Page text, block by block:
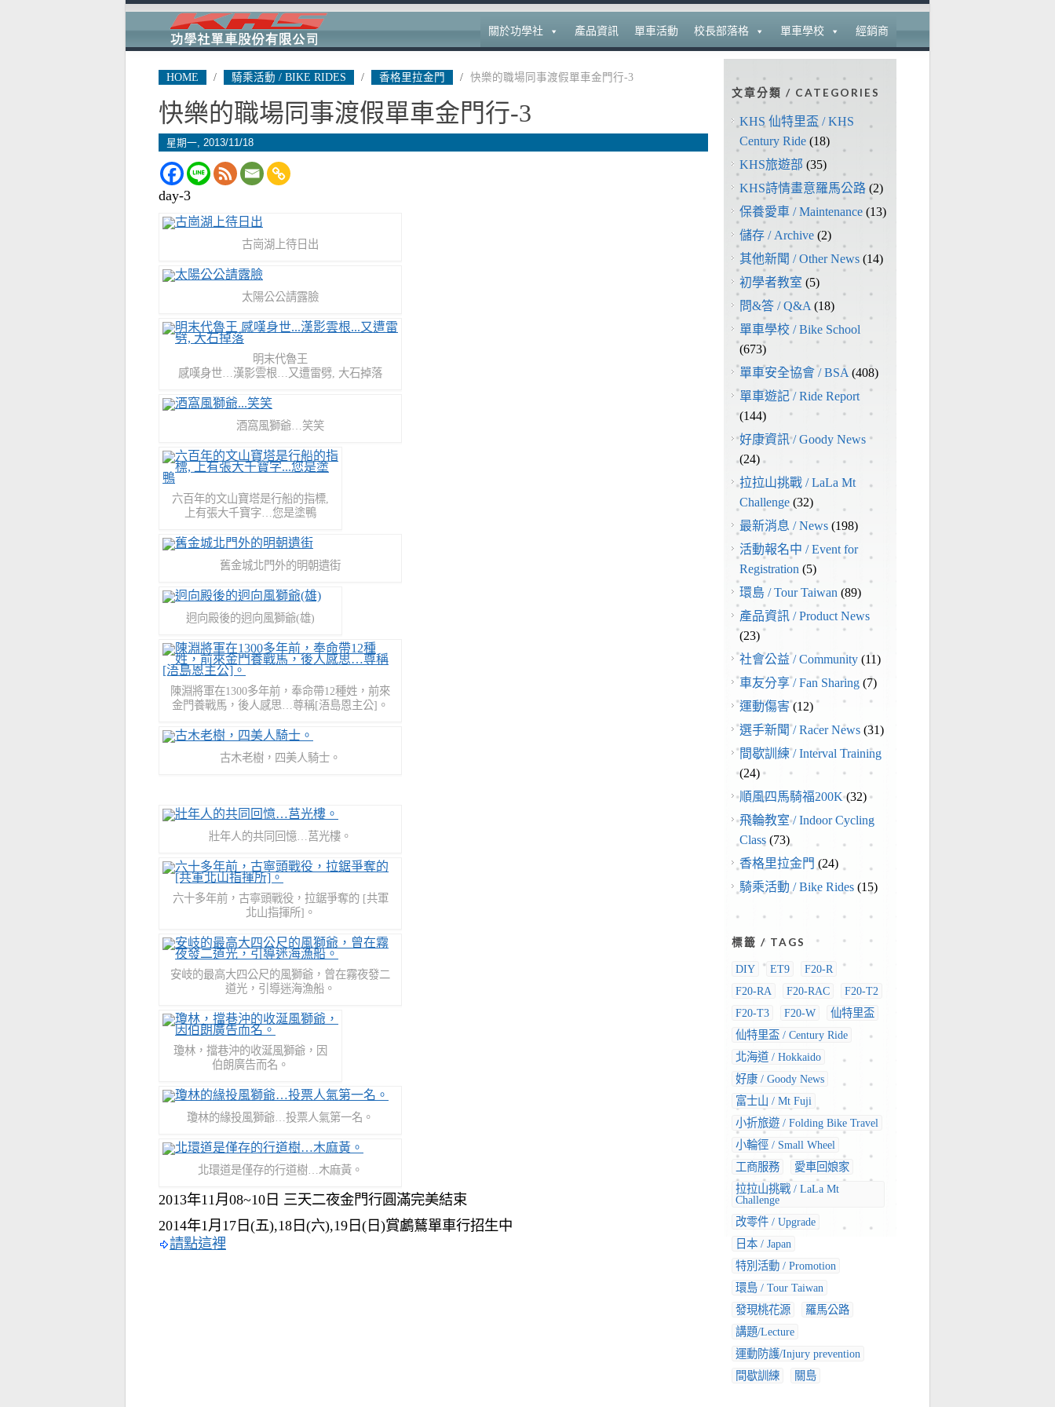
關於功學社 產品資訊 單車活動 校長部落格 單車學校 經銷商
HOME / 騎乘活動 / BIKE RIDES / 香格里拉金門 / 快樂的職場同事渡假單車金門行-3
快樂的職場同事渡假單車金門行-3
星期一, 2013/11/18
day-3
古崗湖上待日出
太陽公公請露臉
明末代魯王
感嘆身世…漢影雲根…又遭雷劈, 大石掉落
酒窩風獅爺…笑笑
六百年的文山寶塔是行船的指標,
上有張大千寶字…您是塗鴨
舊金城北門外的明朝遺街
迥向殿後的迥向風獅爺(雄)
陳淵將軍在1300多年前，奉命帶12種姓，前來
金門養戰馬，後人感思…尊稱[浯島恩主公]。
古木老樹，四美人騎士。
壯年人的共同回憶…莒光樓。
六十多年前，古寧頭戰役，拉鋸爭奪的 [共軍
北山指揮所]。
安岐的最高大四公尺的風獅爺，曾在霧夜發二
道光，引導迷海漁船。
瓊林，擋巷沖的收涎風獅爺，因
伯朗廣告而名。
瓊林的緣投風獅爺…投票人氣第一名。
北環道是僅存的行道樹…木麻黃。
2013年11月08~10日 三天二夜金門行圓滿完美結束
2014年1月17日(五),18日(六),19日(日)賞鸕鶿單車行招生中
請點這裡
文章分類 / CATEGORIES
KHS 仙特里盃 / KHS
Century Ride (18)
KHS旅遊部 (35)
KHS詩情畫意羅馬公路 (2)
保養愛車 / Maintenance (13)
儲存 / Archive (2)
其他新聞 / Other News (14)
初學者教室 (5)
問&答 / Q&A (18)
單車學校 / Bike School
(673)
單車安全協會 / BSA (408)
單車遊記 / Ride Report
(144)
好康資訊 / Goody News
(24)
拉拉山挑戰 / LaLa Mt
Challenge (32)
最新消息 / News (198)
活動報名中 / Event for
Registration (5)
環島 / Tour Taiwan (89)
產品資訊 / Product News
(23)
社會公益 / Community (11)
車友分享 / Fan Sharing (7)
運動傷害(12)
選手新聞 / Racer News (31)
間歇訓練 / Interval Training
(24)
順風四馬騎福200K(32)
飛輪教室 / Indoor Cycling
Class (73)
香格里拉金門 (24)
騎乘活動 / Bike Rides (15)
標籤 / TAGS
DIY ET9
F20-R
F20-RA
F20-RAC
F20-T2
F20-T3
F20-W
仙特里盃
仙特里盃 / Century Ride
北海道 / Hokkaido
好康 / Goody News
富士山 / Mt Fuji
小折旅遊 / Folding Bike Travel
小輪徑 / Small Wheel
工商服務
愛車回娘家
拉拉山挑戰 / LaLa Mt
Challenge
改零件 / Upgrade
日本 / Japan
特別活動 / Promotion
環島 / Tour Taiwan
發現桃花源
羅馬公路
講題/Lecture
運動防護/Injury prevention
間歇訓練
關島